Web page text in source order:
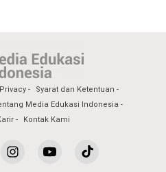
Syarat dan Ketentuan
Media Edukasi Indonesia
Kontak Kami